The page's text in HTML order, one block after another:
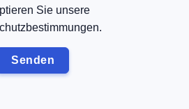
Sie unsere